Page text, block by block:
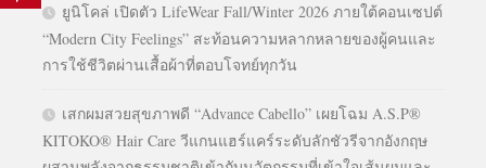
ยูนิโคล่ เปิดตัว LifeWear Fall/Winter 2026 ภายใต้คอนเซปต์
“Modern City Feelings” สะท้อนความหลากหลายของผู้คนและ
การใช้ชีวิตผ่านเสื้อผ้าที่ตอบโจทย์ทุกวัน
เสกผมสวยสุขภาพดี “Advance Cabello” เผยโฉม A.S.P®
KITOKO® Hair Care วีแกนแฮร์แคร์ระดับลักชัวรีจากอังกฤษ